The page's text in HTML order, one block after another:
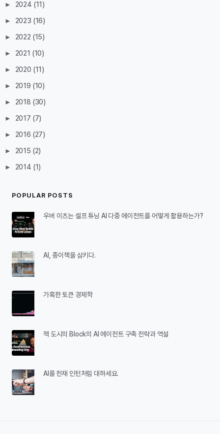
► 2024 (11)
► 2023 (16)
► 2022 (15)
► 2021 (10)
► 2020 (11)
► 2019 (10)
► 2018 (30)
► 2017 (7)
► 2016 (27)
► 2015 (2)
► 2014 (1)
POPULAR POSTS
우버 이츠는 셀프 튜닝 AI 다중 에이전트를 어떻게 활용하는가?
AI, 종이책을 삼키다.
가혹한 토큰 경제학
잭 도시의 Block의 AI 에이전트 구축 전략과 역설
AI를 천재 인턴처럼 대하세요.